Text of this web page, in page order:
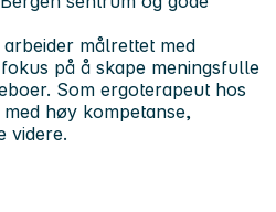
målrettet med
på å skape meningsfulle
Som ergoterapeut hos
høy kompetanse,
videre.